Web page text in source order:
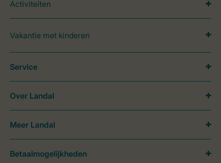
Activiteiten
Vakantie met kinderen
Service
Over Landal
Meer Landal
Betaalmogelijkheden